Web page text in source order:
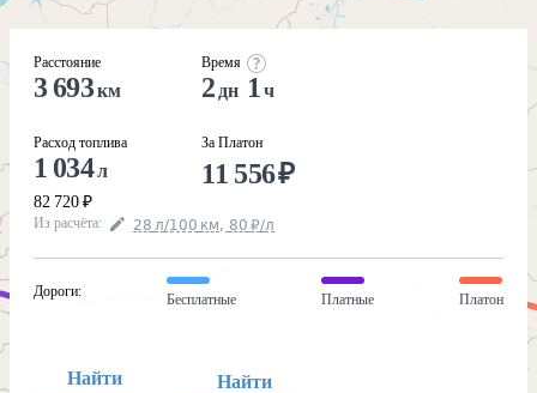
Расстояние
3 693км
Расход топлива
1 034л
82 720 ₽
Время
2 дн 1 ч
За Платон
11 556₽
Из расчёта: 28 л/100 км, 80 ₽/л
Дороги:
Бесплатные Платные Платон
Найти Найти